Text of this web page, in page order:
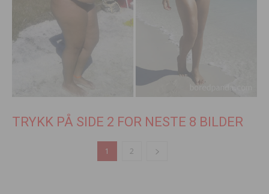
TRYKK PÅ SIDE 2 FOR NESTE 8 BILDER
1 2